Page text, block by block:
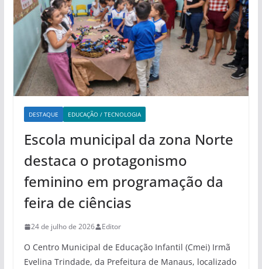
DESTAQUE EDUCAÇÃO / TECNOLOGIA
Escola municipal da zona Norte
destaca o protagonismo
feminino em programação da
feira de ciências
24 de julho de 2026 Editor
O Centro Municipal de Educação Infantil (Cmei) Irmã
Evelina Trindade, da Prefeitura de Manaus, localizado